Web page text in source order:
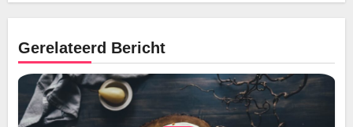
Gerelateerd Bericht